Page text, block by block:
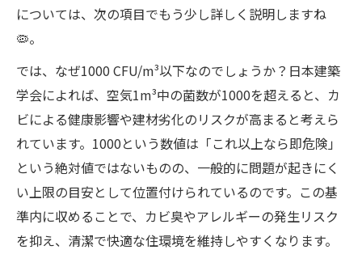
については、次の項目でもう少し詳しく説明しますね
🦠。
では、なぜ1000 CFU/m³以下なのでしょうか？日本建築
学会によれば、空気1m³中の菌数が1000を超えると、カ
ビによる健康影響や建材劣化のリスクが高まると考えら
れています。1000という数値は「これ以上なら即危険」
という絶対値ではないものの、一般的に問題が起きにく
い上限の目安として位置付けられているのです。この基
準内に収めることで、カビ臭やアレルギーの発生リスク
を抑え、清潔で快適な住環境を維持しやすくなります。